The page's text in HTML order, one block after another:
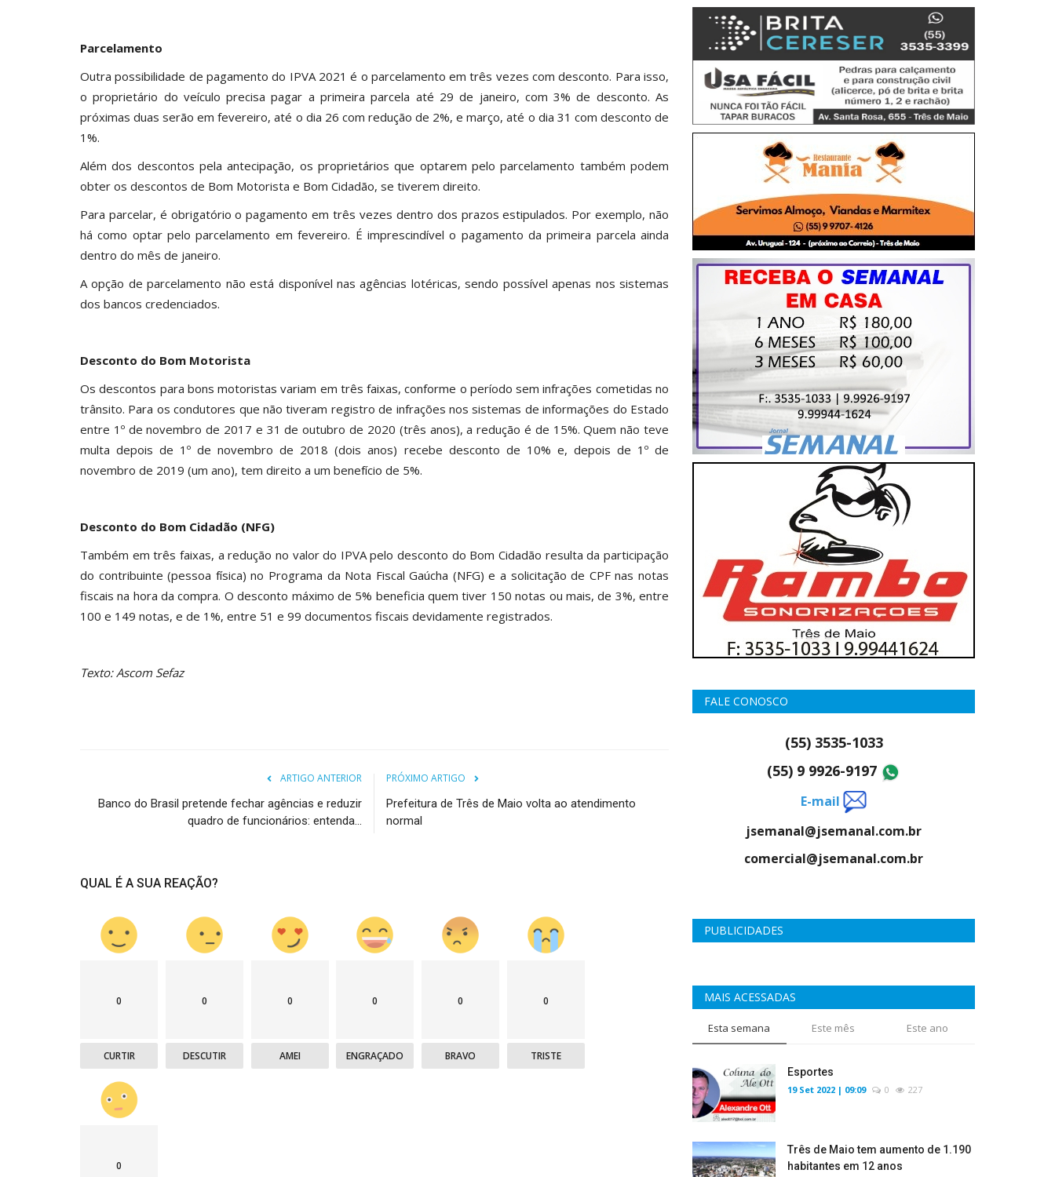
Parcelamento
Outra possibilidade de pagamento do IPVA 2021 é o parcelamento em três vezes com desconto. Para isso,
o proprietário do veículo precisa pagar a primeira parcela até 29 de janeiro, com 3% de desconto. As
próximas duas serão em fevereiro, até o dia 26 com redução de 2%, e março, até o dia 31 com desconto de
1%.
Além dos descontos pela antecipação, os proprietários que optarem pelo parcelamento também podem
obter os descontos de Bom Motorista e Bom Cidadão, se tiverem direito.
Para parcelar, é obrigatório o pagamento em três vezes dentro dos prazos estipulados. Por exemplo, não
há como optar pelo parcelamento em fevereiro. É imprescindível o pagamento da primeira parcela ainda
dentro do mês de janeiro.
A opção de parcelamento não está disponível nas agências lotéricas, sendo possível apenas nos sistemas
dos bancos credenciados.
Desconto do Bom Motorista
Os descontos para bons motoristas variam em três faixas, conforme o período sem infrações cometidas no
trânsito. Para os condutores que não tiveram registro de infrações nos sistemas de informações do Estado
entre 1º de novembro de 2017 e 31 de outubro de 2020 (três anos), a redução é de 15%. Quem não teve
multa depois de 1º de novembro de 2018 (dois anos) recebe desconto de 10% e, depois de 1º de
novembro de 2019 (um ano), tem direito a um benefício de 5%.
Desconto do Bom Cidadão (NFG)
Também em três faixas, a redução no valor do IPVA pelo desconto do Bom Cidadão resulta da participação
do contribuinte (pessoa física) no Programa da Nota Fiscal Gaúcha (NFG) e a solicitação de CPF nas notas
fiscais na hora da compra. O desconto máximo de 5% beneficia quem tiver 150 notas ou mais, de 3%, entre
100 e 149 notas, e de 1%, entre 51 e 99 documentos fiscais devidamente registrados.
Texto: Ascom Sefaz
ARTIGO ANTERIOR
Banco do Brasil pretende fechar agências e reduzir
quadro de funcionários: entenda...
PRÓXIMO ARTIGO
Prefeitura de Três de Maio volta ao atendimento
normal
QUAL É A SUA REAÇÃO?
0
CURTIR
0
DESCUTIR
0
AMEI
0
ENGRAÇADO
0
BRAVO
0
TRISTE
0
FALE CONOSCO
(55) 3535-1033
(55) 9 9926-9197
E-mail
jsemanal@jsemanal.com.br
comercial@jsemanal.com.br
PUBLICIDADES
MAIS ACESSADAS
Esta semana Este mês Este ano
Esportes
19 Set 2022 | 09:09 0 227
Três de Maio tem aumento de 1.190
habitantes em 12 anos